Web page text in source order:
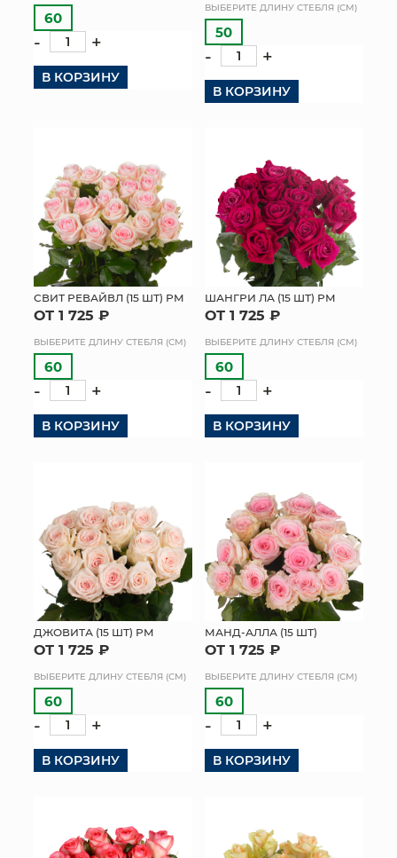
60
- +
В КОРЗИНУ
ВЫБЕРИТЕ ДЛИНУ СТЕБЛЯ (СМ)
50
- +
В КОРЗИНУ
СВИТ РЕВАЙВЛ (15 ШТ) РМ
ОТ 1 725 ₽
ВЫБЕРИТЕ ДЛИНУ СТЕБЛЯ (СМ)
60
- +
В КОРЗИНУ
ШАНГРИ ЛА (15 ШТ) РМ
ОТ 1 725 ₽
ВЫБЕРИТЕ ДЛИНУ СТЕБЛЯ (СМ)
60
- +
В КОРЗИНУ
ДЖОВИТА (15 ШТ) РМ
ОТ 1 725 ₽
ВЫБЕРИТЕ ДЛИНУ СТЕБЛЯ (СМ)
60
- +
В КОРЗИНУ
МАНД-АЛЛА (15 ШТ)
ОТ 1 725 ₽
ВЫБЕРИТЕ ДЛИНУ СТЕБЛЯ (СМ)
60
- +
В КОРЗИНУ